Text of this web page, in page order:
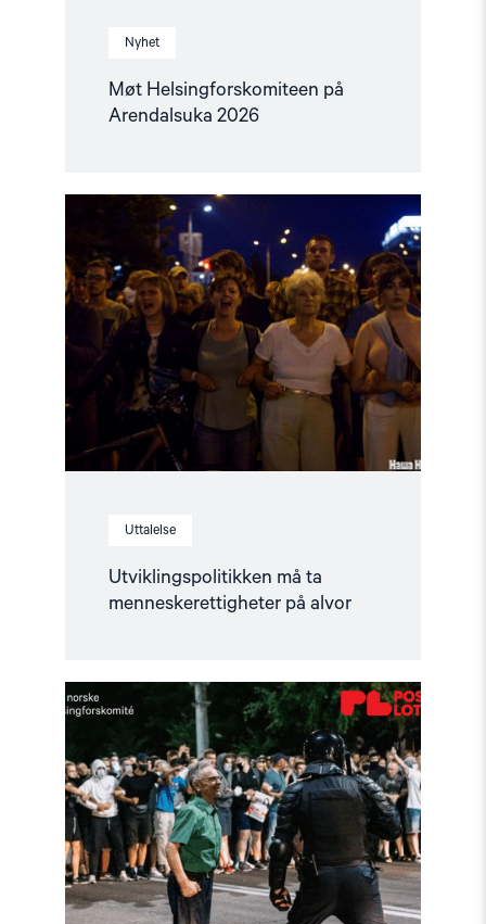
Nyhet
Møt Helsingforskomiteen på
Arendalsuka 2026
Uttalelse
Utviklingspolitikken må ta
menneskerettigheter på alvor
"Utviklingspolitikken
må
ta
menneskerettigheter
på
alvor"
Read
article
"Helsingforskomiteen
en
del
av
Postkodelotteriet"